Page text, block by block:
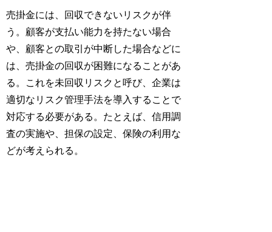
売掛金には、回収できないリスクが伴
う。顧客が支払い能力を持たない場合
や、顧客との取引が中断した場合などに
は、売掛金の回収が困難になることがあ
る。これを未回収リスクと呼び、企業は
適切なリスク管理手法を導入することで
対応する必要がある。たとえば、信用調
査の実施や、担保の設定、保険の利用な
どが考えられる。